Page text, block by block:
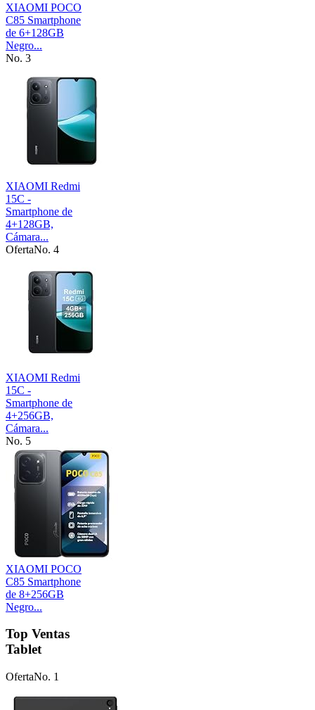
XIAOMI POCO
C85 Smartphone
de 6+128GB
Negro...
No. 3
XIAOMI Redmi
15C -
Smartphone de
4+128GB,
Cámara...
OfertaNo. 4
XIAOMI Redmi
15C -
Smartphone de
4+256GB,
Cámara...
No. 5
XIAOMI POCO
C85 Smartphone
de 8+256GB
Negro...
Top Ventas
Tablet
OfertaNo. 1